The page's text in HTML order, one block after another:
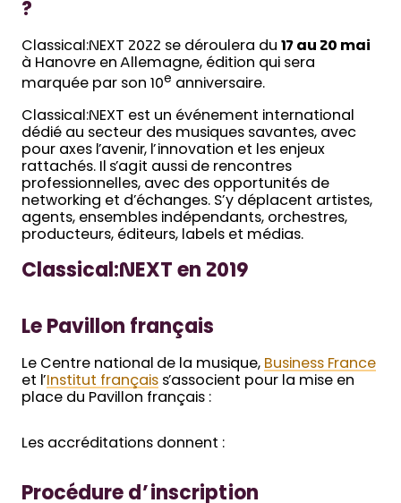
?
Classical:NEXT 2022 se déroulera du 17 au 20 mai
à Hanovre en Allemagne, édition qui sera
marquée par son 10e anniversaire.
Classical:NEXT est un événement international
dédié au secteur des musiques savantes, avec
pour axes l’avenir, l’innovation et les enjeux
rattachés. Il s’agit aussi de rencontres
professionnelles, avec des opportunités de
networking et d’échanges. S’y déplacent artistes,
agents, ensembles indépendants, orchestres,
producteurs, éditeurs, labels et médias.
Classical:NEXT en 2019
Le Pavillon français
Le Centre national de la musique, Business France
et l’ Institut français s’associent pour la mise en
place du Pavillon français :
Les accréditations donnent :
Procédure d’inscription